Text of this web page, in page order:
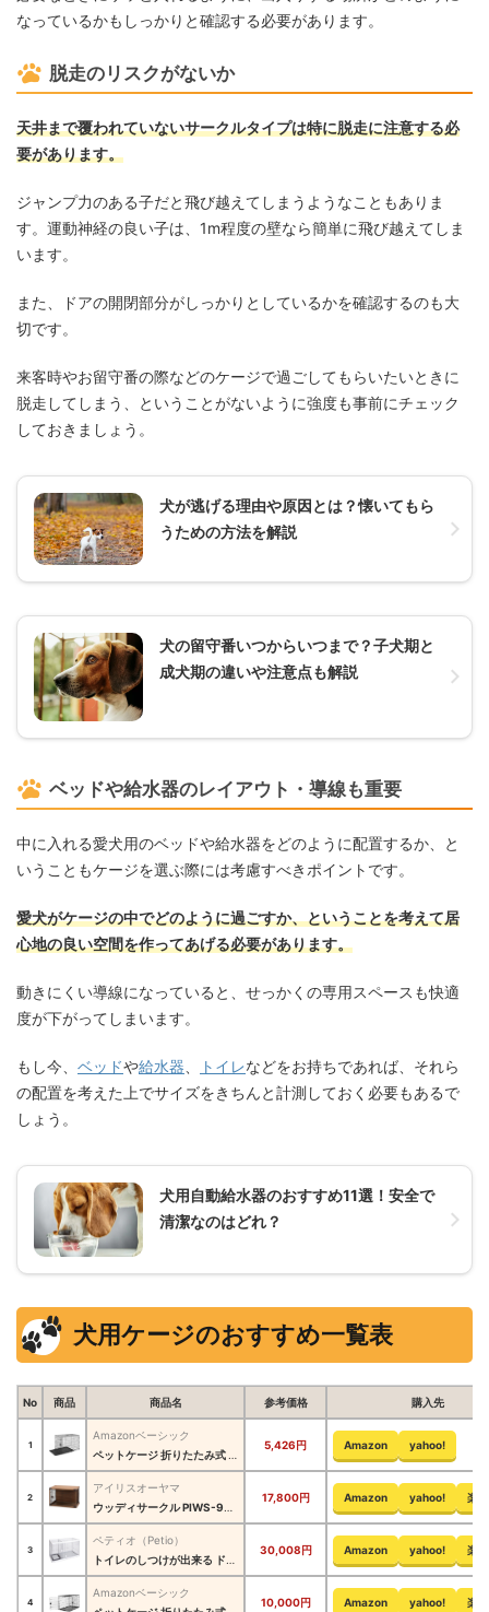
なっているかもしっかりと確認する必要があります。
脱走のリスクがないか
天井まで覆われていないサークルタイプは特に脱走に注意する必
要があります。
ジャンプ力のある子だと飛び越えてしまうようなこともありま
す。運動神経の良い子は、1m程度の壁なら簡単に飛び越えてしま
います。
また、ドアの開閉部分がしっかりとしているかを確認するのも大
切です。
来客時やお留守番の際などのケージで過ごしてもらいたいときに
脱走してしまう、ということがないように強度も事前にチェック
しておきましょう。
犬が逃げる理由や原因とは？懐いてもら
うための方法を解説
犬の留守番いつからいつまで？子犬期と
成犬期の違いや注意点も解説
ベッドや給水器のレイアウト・導線も重要
中に入れる愛犬用のベッドや給水器をどのように配置するか、と
いうこともケージを選ぶ際には考慮すべきポイントです。
愛犬がケージの中でどのように過ごすか、ということを考えて居
心地の良い空間を作ってあげる必要があります。
動きにくい導線になっていると、せっかくの専用スペースも快適
度が下がってしまいます。
もし今、 ベッドや給水器 トイレなどをお持ちであれば、それら
の配置を考えた上でサイズをきちんと計測しておく必要もあるで
しょう。
犬用自動給水器のおすすめ11選！安全で
清潔なのはどれ？
犬用ケージのおすすめ一覧表
No 商品 商品名 参考価格 購入先
1
Amazonベーシック
ペットケージ 折りたたみ式 トレー付き
5,426円 Amazon yahoo!
2
アイリスオーヤマ
ウッディサークル ‎PIWS-960
17,800円 Amazon yahoo! 楽
3
ペティオ（Petio）
トイレのしつけが出来る ドッグルームサークル
30,008円 Amazon yahoo! 楽
4
Amazonベーシック
10,000円 Amazon yahoo! 楽